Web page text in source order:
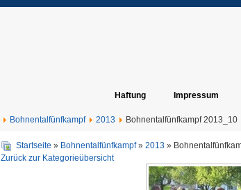
Haftung Impressum
Bohnentalfünfkampf 2013 Bohnentalfünfkampf 2013_10
Startseite » Bohnentalfünfkampf» 2013 »
Zurück zur Kategorieübersicht